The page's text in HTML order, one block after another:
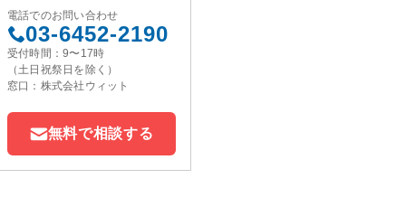
電話でのお問い合わせ
03-6452-2190
受付時間：9〜17時
（土日祝祭日を除く）
窓口：株式会社ウィット
無料で相談する